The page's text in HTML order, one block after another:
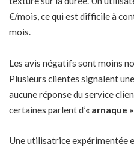
€/mois, ce qui est difficile à
mois.
Les avis négatifs sont moins
Plusieurs clientes signalent
aucune réponse du service
certaines parlent d’« arnaque »
Une utilisatrice expérimentée